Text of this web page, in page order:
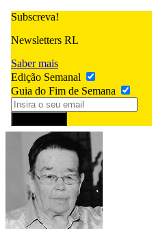
Subscreva!
Newsletters RL
Saber mais
Edição Semanal
Guia do Fim de Semana